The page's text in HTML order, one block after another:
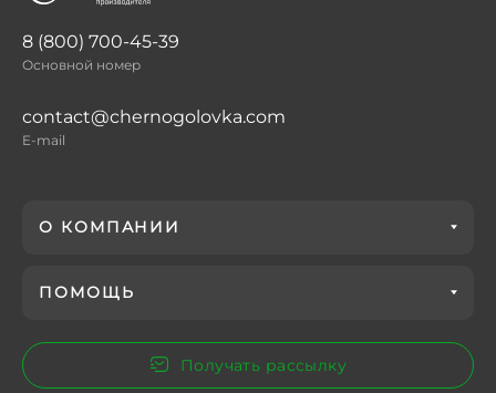
8 (800) 700-45-39
Основной номер
contact@chernogolovka.com
E-mail
О КОМПАНИИ
ПОМОЩЬ
Получать рассылку